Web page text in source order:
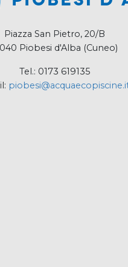
Piazza San Pietro, 20/B
Piobesi d'Alba (Cuneo)
Tel.: 0173 619135